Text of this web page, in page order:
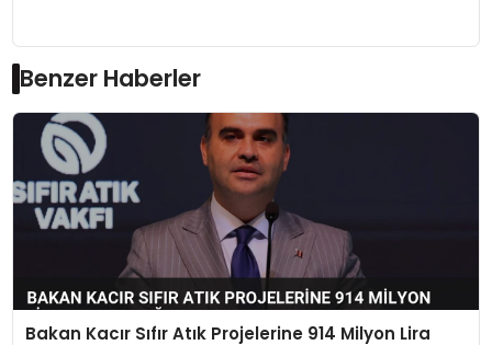
Benzer Haberler
Bakan Kacır Sıfır Atık Projelerine 914 Milyon Lira